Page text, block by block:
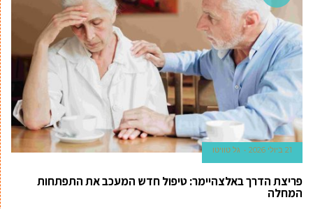
21 ביולי 2026 גל טוויטו
פריצת הדרך באלצהיימר: טיפול חדש המעכב את התפתחות
המחלה